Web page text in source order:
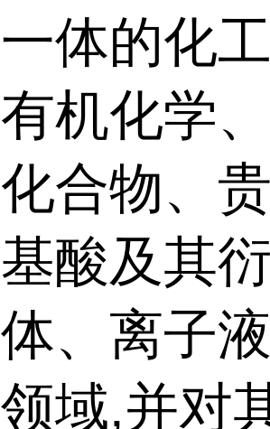
一体的化
有机化学
化合物、
基酸及其
体、离子
领域,并对